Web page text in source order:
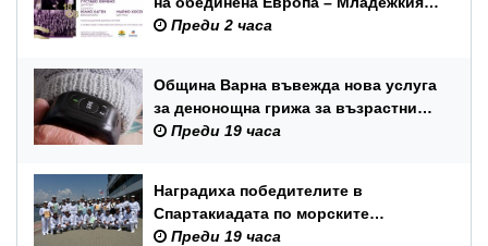
симфоничен оркестър на ЕС
Преди 2 часа
Община Варна въвежда нова услуга
за денонощна грижа за възрастни
хора и лица с трайни увреждания
Преди 19 часа
Наградиха победителите в
Спартакиадата по морските
спортове на Военноморските сили
Преди 19 часа